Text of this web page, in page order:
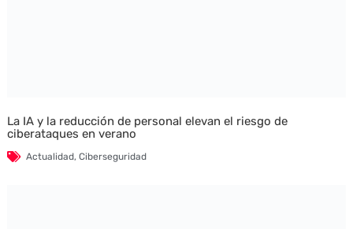
La IA y la reducción de personal elevan el riesgo de
ciberataques en verano
Actualidad, Ciberseguridad